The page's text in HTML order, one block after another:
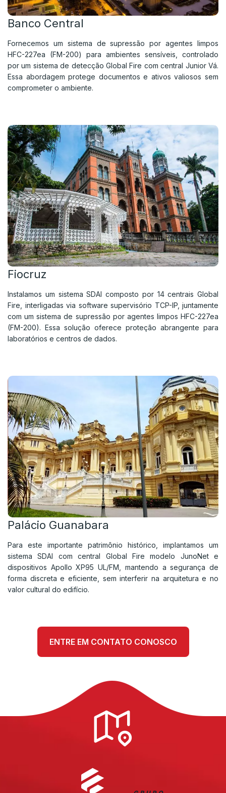
Banco Central
Fornecemos um sistema de supressão por agentes limpos
HFC-227ea (FM-200) para ambientes sensíveis, controlado
por um sistema de detecção Global Fire com central Junior Vá.
Essa abordagem protege documentos e ativos valiosos sem
comprometer o ambiente.
Fiocruz
Instalamos um sistema SDAI composto por 14 centrais Global
Fire, interligadas via software supervisório TCP-IP, juntamente
com um sistema de supressão por agentes limpos HFC-227ea
(FM-200). Essa solução oferece proteção abrangente para
laboratórios e centros de dados.
Palácio Guanabara
Para este importante patrimônio histórico, implantamos um
sistema SDAI com central Global Fire modelo JunoNet e
dispositivos Apollo XP95 UL/FM, mantendo a segurança de
forma discreta e eficiente, sem interferir na arquitetura e no
valor cultural do edifício.
ENTRE EM CONTATO CONOSCO